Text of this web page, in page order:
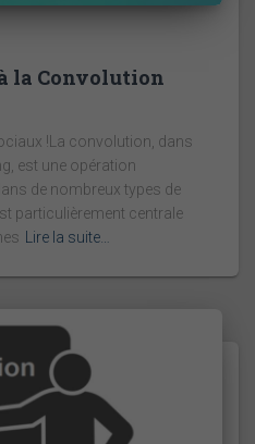
la Convolution
!La convolution, dans
est une opération
de nombreux types de
particulièrement centrale
Lire la suite…